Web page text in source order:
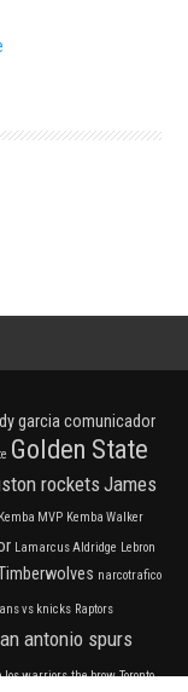
garciacomunicador
Golden State
rocketsJames
Kemba MVP Kemba Walker
Lamarcus Aldridge Lebron
narcotrafico
vs knicks Raptors
antonio spurs
los warriors the brow Toronto